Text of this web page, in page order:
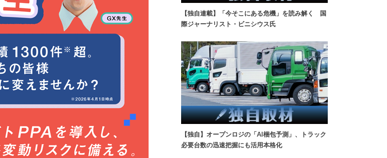
【独自連載】「今そこにある危機」を読み解く 国
際ジャーナリスト・ビニシウス氏
【独自】オープンロジの「AI梱包予測」、トラック
必要台数の迅速把握にも活用本格化